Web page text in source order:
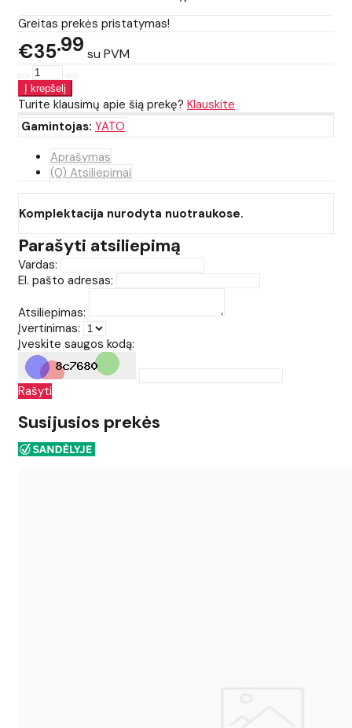
Greitas prekės pristatymas!
€3599 su PVM
Turite klausimų apie šią prekę? Klauskite
Gamintojas: YATO
Aprašymas
(0) Atsiliepimai
Komplektacija nurodyta nuotraukose.
Parašyti atsiliepimą
Vardas:
El. pašto adresas:
Atsiliepimas:
Įvertinimas:
Įveskite saugos kodą:
Rašyti
Susijusios prekės